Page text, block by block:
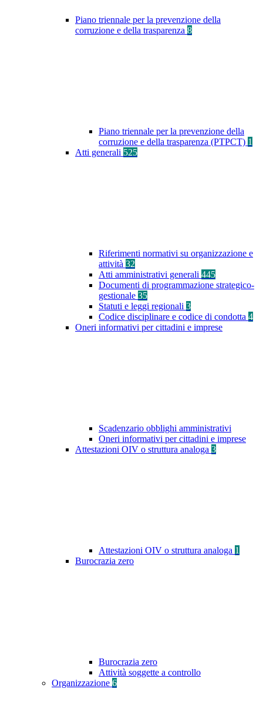
Piano triennale per la prevenzione della
corruzione e della trasparenza 8
Piano triennale per la prevenzione della
corruzione e della trasparenza (PTPCT) 1
Atti generali 525
Riferimenti normativi su organizzazione e
attività 32
Atti amministrativi generali 445
Documenti di programmazione strategico-
gestionale 35
Statuti e leggi regionali 3
Codice disciplinare e codice di condotta 4
Oneri informativi per cittadini e imprese
Scadenzario obblighi amministrativi
Oneri informativi per cittadini e imprese
Attestazioni OIV o struttura analoga 3
Attestazioni OIV o struttura analoga 1
Burocrazia zero
Burocrazia zero
Attività soggette a controllo
Organizzazione 6